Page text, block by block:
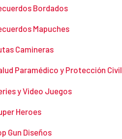
Bordados
Mapuches
Camineras
Paramédico y Protección Civil
y Video Juegos
Heroes
Gun Diseños